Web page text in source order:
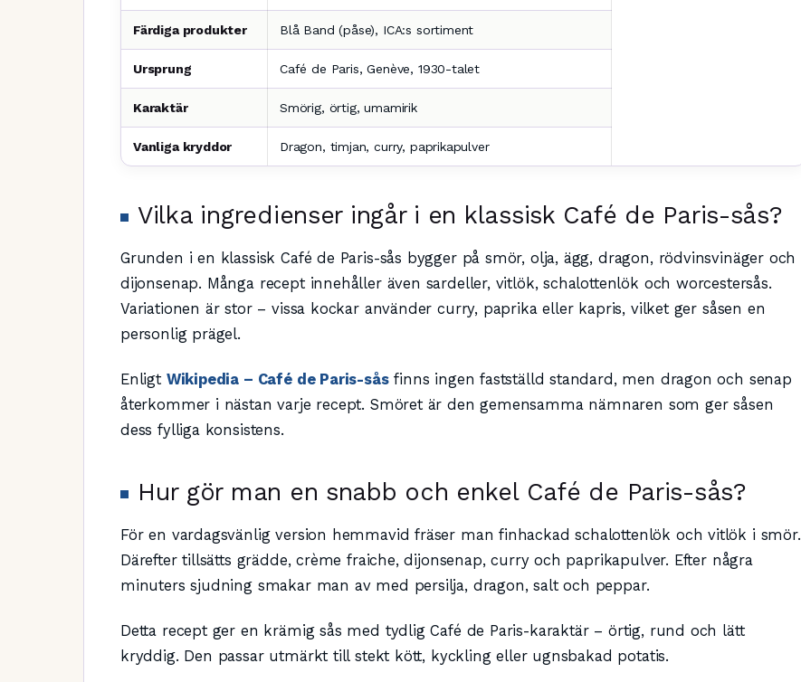
Färdiga produkter Blå Band (påse), ICA:s sortiment
Ursprung Café de Paris, Genève, 1930-talet
Karaktär Smörig, örtig, umamirik
Vanliga kryddor Dragon, timjan, curry, paprikapulver
Vilka ingredienser ingår i en klassisk Café de Paris-sås?
Grunden i en klassisk Café de Paris-sås bygger på smör, olja, ägg, dragon, rödvinsvinäger och
dijonsenap. Många recept innehåller även sardeller, vitlök, schalottenlök och worcestersås.
Variationen är stor – vissa kockar använder curry, paprika eller kapris, vilket ger såsen en
personlig prägel.
Enligt Wikipedia – Café de Paris-såsfinns ingen fastställd standard, men dragon och senap
återkommer i nästan varje recept. Smöret är den gemensamma nämnaren som ger såsen
dess fylliga konsistens.
Hur gör man en snabb och enkel Café de Paris-sås?
För en vardagsvänlig version hemmavid fräser man finhackad schalottenlök och vitlök i smör.
Därefter tillsätts grädde, crème fraiche, dijonsenap, curry och paprikapulver. Efter några
minuters sjudning smakar man av med persilja, dragon, salt och peppar.
Detta recept ger en krämig sås med tydlig Café de Paris-karaktär – örtig, rund och lätt
kryddig. Den passar utmärkt till stekt kött, kyckling eller ugnsbakad potatis.